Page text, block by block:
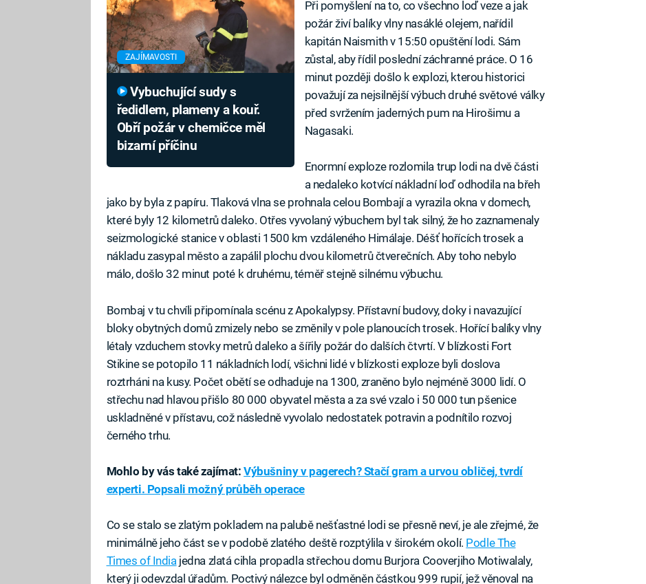
ZAJÍMAVOSTI
Vybuchující sudy s
ředidlem, plameny a kouř.
Obří požár v chemičce měl
bizarní příčinu
Při pomyšlení na to, co všechno loď veze a jak
požár živí balíky vlny nasáklé olejem, nařídil
kapitán Naismith v 15:50 opuštění lodi. Sám
zůstal, aby řídil poslední záchranné práce. O 16
minut později došlo k explozi, kterou historici
považují za nejsilnější výbuch druhé světové války
před svržením jaderných pum na Hirošimu a
Nagasaki.
Enormní exploze rozlomila trup lodi na dvě části
a nedaleko kotvící nákladní loď odhodila na břeh
jako by byla z papíru. Tlaková vlna se prohnala celou Bombají a vyrazila okna v domech,
které byly 12 kilometrů daleko. Otřes vyvolaný výbuchem byl tak silný, že ho zaznamenaly
seizmologické stanice v oblasti 1500 km vzdáleného Himálaje. Déšť hořících trosek a
nákladu zasypal město a zapálil plochu dvou kilometrů čtverečních. Aby toho nebylo
málo, došlo 32 minut poté k druhému, téměř stejně silnému výbuchu.
Bombaj v tu chvíli připomínala scénu z Apokalypsy. Přístavní budovy, doky i navazující
bloky obytných domů zmizely nebo se změnily v pole planoucích trosek. Hořící balíky vlny
létaly vzduchem stovky metrů daleko a šířily požár do dalších čtvrtí. V blízkosti Fort
Stikine se potopilo 11 nákladních lodí, všichni lidé v blízkosti exploze byli doslova
roztrháni na kusy. Počet obětí se odhaduje na 1300, zraněno bylo nejméně 3000 lidí. O
střechu nad hlavou přišlo 80 000 obyvatel města a za své vzalo i 50 000 tun pšenice
uskladněné v přístavu, což následně vyvolalo nedostatek potravin a podnítilo rozvoj
černého trhu.
Mohlo by vás také zajímat:Výbušniny v pagerech? Stačí gram a urvou obličej, tvrdí
experti. Popsali možný průběh operace
Co se stalo se zlatým pokladem na palubě nešťastné lodi se přesně neví, je ale zřejmé, že
minimálně jeho část se v podobě zlatého deště rozptýlila v širokém okolí. Podle The
Times of Indiajedna zlatá cihla propadla střechou domu Burjora Cooverjiho Motiwalaly,
který ji odevzdal úřadům. Poctivý nálezce byl odměněn částkou 999 rupií, jež věnoval na